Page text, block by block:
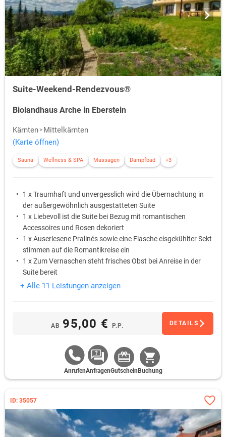
Suite-Weekend-Rendezvous®
Biolandhaus Arche in Eberstein
Kärnten
Mittelkärnten
(Karte öffnen)
Sauna Wellness & SPA Massagen Dampfbad +3
1 x Traumhaft und unvergesslich wird die Übernachtung in
der außergewöhnlich ausgestatteten Suite
1 x Liebevoll ist die Suite bei Bezug mit romantischen
Accessoires und Rosen dekoriert
1 x Auserlesene Pralinés sowie eine Flasche eisgekühlter Sekt
stimmen auf die Romantikreise ein
1 x Zum Vernaschen steht frisches Obst bei Anreise in der
Suite bereit
1 x Ein süßes Betthupferl wartet auf dem Kopfkissen
+ Alle 11 Leistungen anzeigen
AB 95,00 € P.P. DETAILS
AnrufenAnfragenGutschein Buchung
ID: 35057